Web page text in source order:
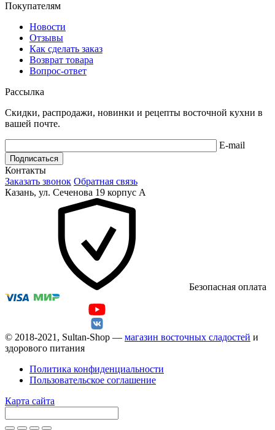
Покупателям
Новости
Отзывы
Как сделать заказ
Возврат товара
Вопрос-ответ
Рассылка
Скидки, распродажи, новинки и рецепты восточной кухни в
вашей почте.
E-mail
Подписаться
Контакты
Заказать звонок Обратная связь
Казань, ул. Сеченова 19 корпус А
Безопасная оплата
© 2018-2021, Sultan-Shop — магазин восточных сладостей и
здорового питания
Политика конфиденциальности
Пользовательское соглашение
Карта сайта